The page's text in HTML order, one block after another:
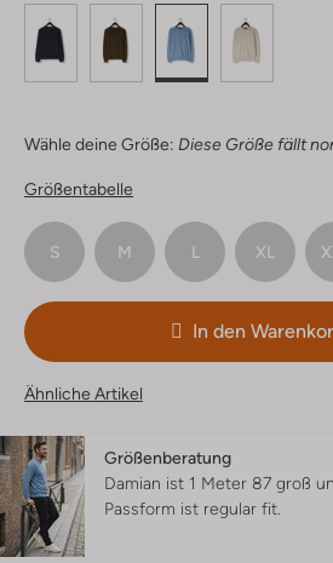
Wähle deine Größe: Diese Größe fällt
Größentabelle
S M L XL
In den
Ähnliche Artikel
Größenberatung
Damian ist 1 Meter 87 groß
Passform ist regular fit